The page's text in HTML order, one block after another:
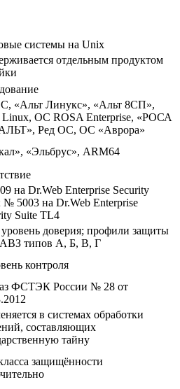
системы на Unix
отдельным продуктом
«Альт Линукс», «Альт 8СП»,
Linux, ОС ROSA Enterprise, «РОСА
Ред ОС, ОС «Аврора»
«Эльбрус», ARM64
на Dr.Web Enterprise Security
№ 5003 на Dr.Web Enterprise
Suite TL4
доверия; профили защиты
типов А, Б, В, Г
контроля
ФСТЭК России № 28 от
в системах обработки
составляющих
тайну
защищённости